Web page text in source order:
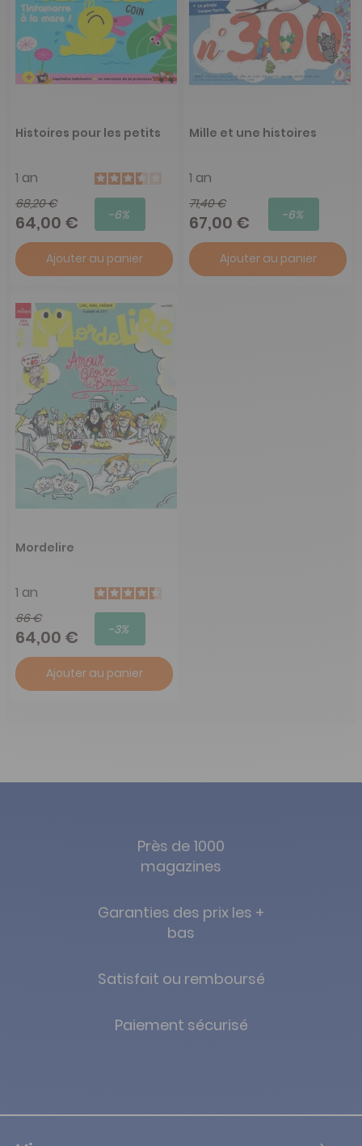
Histoires pour les petits
1 an
68,20 €
64,00 € -6%
Ajouter au panier
Mille et une histoires
1 an
71,40 €
67,00 € -6%
Ajouter au panier
Mordelire
1 an
66 €
64,00 € -3%
Ajouter au panier
Près de 1000
magazines
Garanties des prix les +
bas
Satisfait ou remboursé
Paiement sécurisé